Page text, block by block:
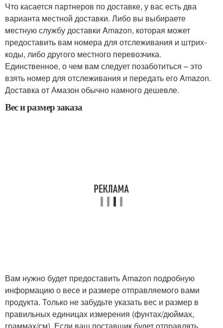
Что касается партнеров по доставке, у вас есть два
варианта местной доставки. Либо вы выбираете
местную службу доставки Amazon, которая может
предоставить вам номера для отслеживания и штрих-
коды, либо другого местного перевозчика.
Единственное, о чем вам следует позаботиться – это
взять номер для отслеживания и передать его Amazon.
Доставка от Амазон обычно намного дешевле.
Вес и размер заказа
Вам нужно будет предоставить Amazon подробную
информацию о весе и размере отправляемого вами
продукта. Только не забудьте указать вес и размер в
правильных единицах измерения (фунтах/дюймах,